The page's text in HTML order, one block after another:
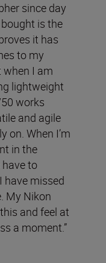
since day
is the
it has
to my
when I am
lightweight
works
and agile
on. When I’m
in the
to
have missed
My Nikon
and feel at
a moment.”